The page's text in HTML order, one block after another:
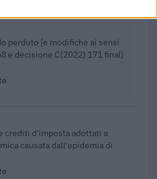
perduto [e modifiche ai sensi
e decisione C(2022) 171 final)
crediti d'imposta adottati a
causata dall'epidemia di